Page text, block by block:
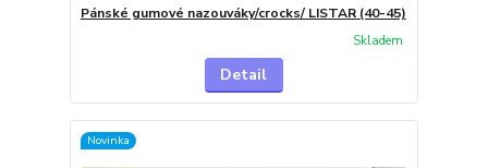
Pánské gumové nazouváky/crocks/ LISTAR (40-45)
Skladem
Detail
Novinka